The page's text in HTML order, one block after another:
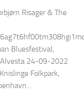
Risager & The
Bluesfestival,
24-09-2022
Folkpark,